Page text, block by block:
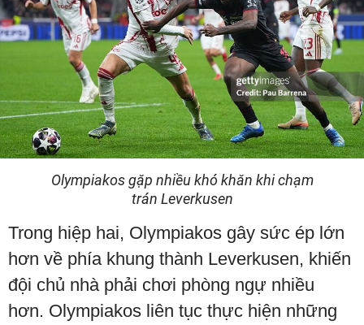
Olympiakos gặp nhiều khó khăn khi chạm
trán Leverkusen
Trong hiệp hai, Olympiakos gây sức ép lớn
hơn về phía khung thành Leverkusen, khiến
đội chủ nhà phải chơi phòng ngự nhiều
hơn. Olympiakos liên tục thực hiện những